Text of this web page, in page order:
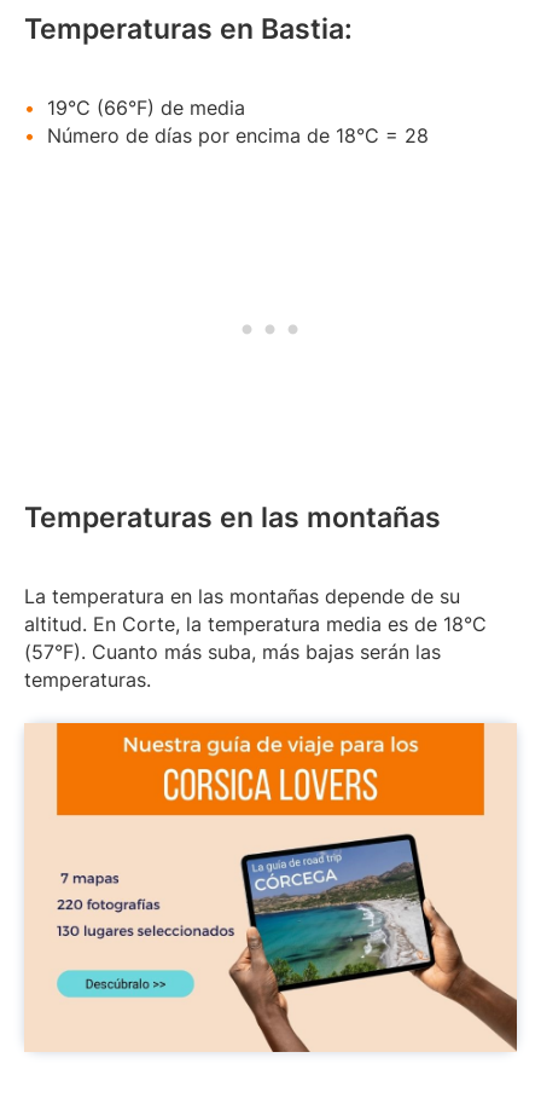
Temperaturas en Bastia:
19°C (66°F) de media
Número de días por encima de 18°C = 28
Temperaturas en las montañas
La temperatura en las montañas depende de su
altitud. En Corte, la temperatura media es de 18°C
(57°F). Cuanto más suba, más bajas serán las
temperaturas.